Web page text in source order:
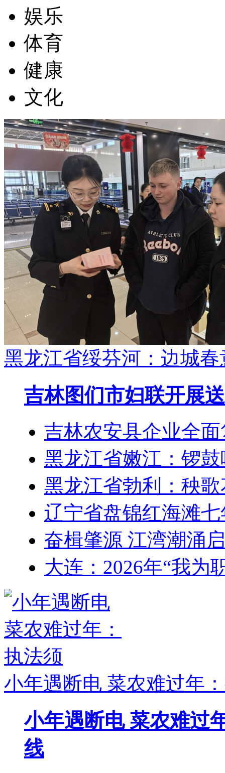
娱乐
体育
健康
文化
黑龙江省绥芬河：边城春
吉林图们市妇联开展
吉林农安县企业全
黑龙江省嫩江：锣
黑龙江省勃利：秧
辽宁省盘锦红海滩
奋楫肇源 江湾潮涌
大连：2026年“我为
小年遇断电 菜农难过年
小年遇断电 菜农难过
线